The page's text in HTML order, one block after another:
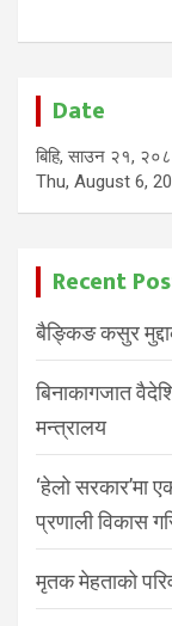
Date
बिहि, साउन २१,
Thu, August 6,
Recent
बैङ्किङ कसुर
बिनाकागजात
मन्त्रालय
‘हेलो सरकार’मा
प्रणाली विकास
मृतक मेहताको